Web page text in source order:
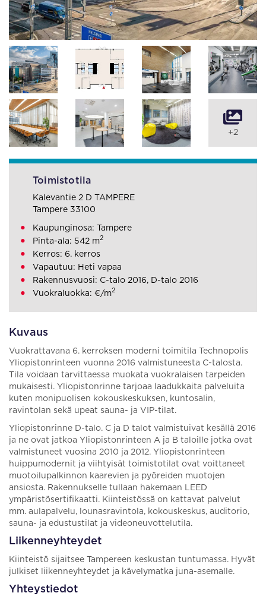
Kuvaus
Vuokrattavana 6. kerroksen moderni toimitila Technopolis
Yliopistonrinteen vuonna 2016 valmistuneesta C-talosta.
Tila voidaan tarvittaessa muokata vuokralaisen tarpeiden
mukaisesti. Yliopistonrinne tarjoaa laadukkaita palveluita
kuten monipuolisen kokouskeskuksen, kuntosalin,
ravintolan sekä upeat sauna- ja VIP-tilat.
Yliopistonrinne D-talo. C ja D talot valmistuivat kesällä 2016
ja ne ovat jatkoa Yliopistonrinteen A ja B taloille jotka ovat
valmistuneet vuosina 2010 ja 2012. Yliopistonrinteen
huippumodernit ja viihtyisät toimistotilat ovat voittaneet
muotoilupalkinnon kaarevien ja pyöreiden muotojen
ansiosta. Rakennukselle tullaan hakemaan LEED
ympäristösertifikaatti. Kiinteistössä on kattavat palvelut
mm. aulapalvelu, lounasravintola, kokouskeskus, auditorio,
sauna- ja edustustilat ja videoneuvottelutila.
Liikenneyhteydet
Kiinteistö sijaitsee Tampereen keskustan tuntumassa. Hyvät
julkiset liikenneyhteydet ja kävelymatka juna-asemalle.
Yhteystiedot
+2
Toimistotila
Kalevantie 2 D TAMPERE
Tampere 33100
Kaupunginosa: Tampere
Pinta-ala: 542 m2
Kerros: 6. kerros
Vapautuu: Heti vapaa
Rakennusvuosi: C-talo 2016, D-talo 2016
Vuokraluokka: €/m2